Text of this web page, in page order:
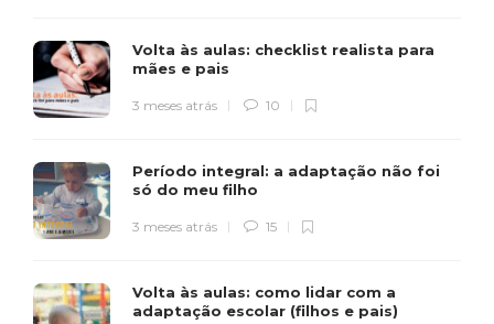
Volta às aulas: checklist realista para
mães e pais
3 meses atrás 10
Período integral: a adaptação não foi
só do meu filho
3 meses atrás 15
Volta às aulas: como lidar com a
adaptação escolar (filhos e pais)